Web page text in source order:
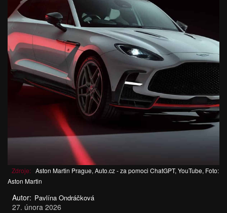
Zdroje: Aston Martin Prague, Auto.cz - za pomoci ChatGPT, YouTube, Foto:
Aston Martin
Autor: Pavlína Ondráčková
27. února 2026